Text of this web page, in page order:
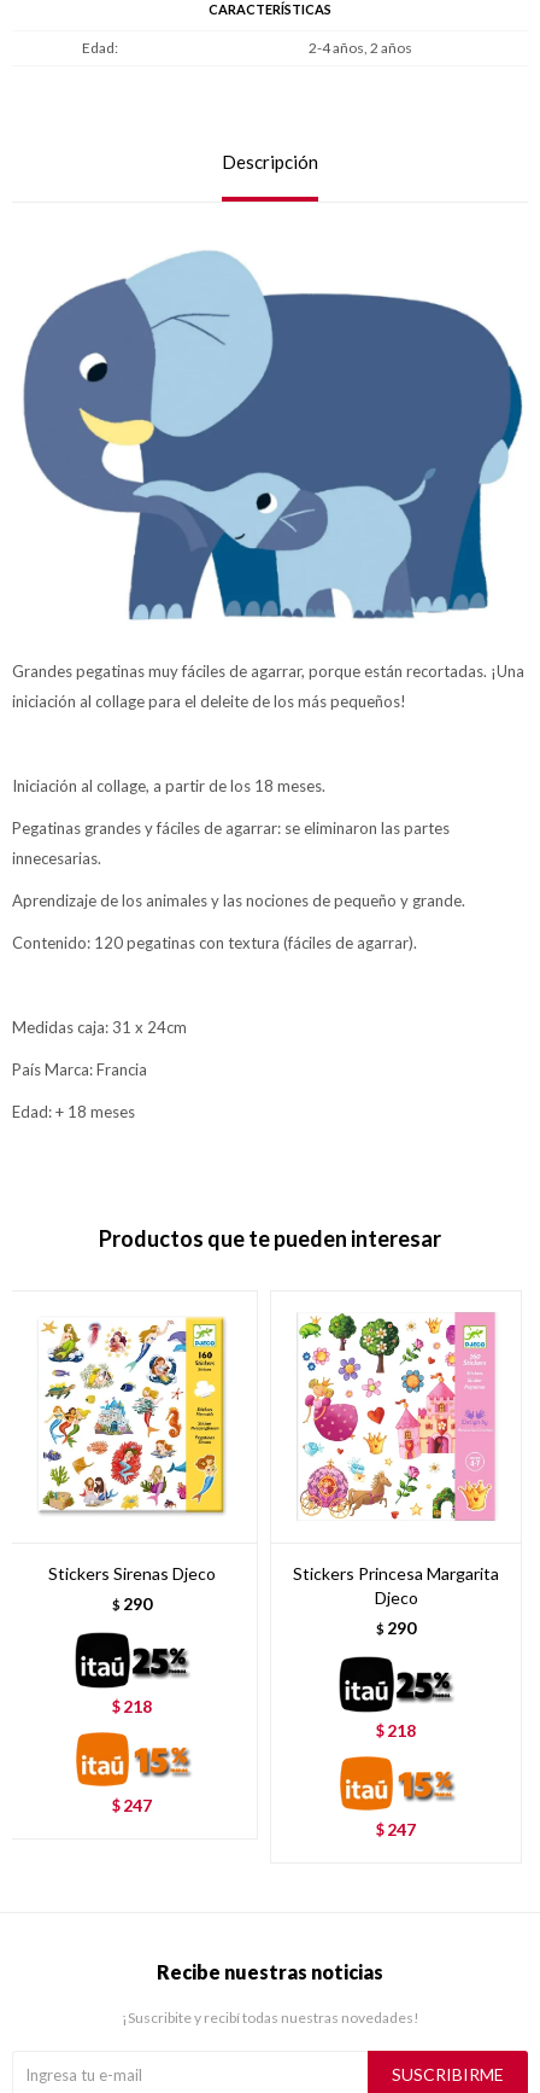
CARACTERÍSTICAS
Edad 2-4 años, 2 años
Descripción
Grandes pegatinas muy fáciles de agarrar, porque están recortadas. ¡Una
iniciación al collage para el deleite de los más pequeños!
Iniciación al collage, a partir de los 18 meses.
Pegatinas grandes y fáciles de agarrar: se eliminaron las partes
innecesarias.
Aprendizaje de los animales y las nociones de pequeño y grande.
Contenido: 120 pegatinas con textura (fáciles de agarrar).
Medidas caja: 31 x 24cm
País Marca: Francia
Edad: + 18 meses
Productos que te pueden interesar
Stickers Sirenas Djeco
$ 290
$ 218
$ 247
Stickers Princesa Margarita
Djeco
$ 290
$ 218
$ 247
Recibe nuestras noticias
¡Suscribite y recibí todas nuestras novedades!
SUSCRIBIRME